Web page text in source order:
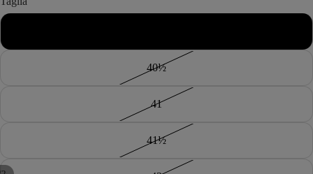
40½
41
41½